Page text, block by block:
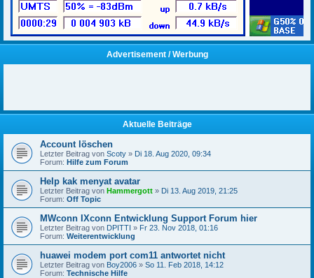
Advertisement / Werbung
Aktuelle Beiträge
Account löschen
Letzter Beitrag von Scoty » Di 18. Aug 2020, 09:34
Forum: Hilfe zum Forum
Help kak menyat avatar
Letzter Beitrag von Hammergott » Di 13. Aug 2019, 21:25
Forum: Off Topic
MWconn IXconn Entwicklung Support Forum hier
Letzter Beitrag von DPITTI » Fr 23. Nov 2018, 01:16
Forum: Weiterentwicklung
huawei modem port com11 antwortet nicht
Letzter Beitrag von Boy2006 » So 11. Feb 2018, 14:12
Forum: Technische Hilfe